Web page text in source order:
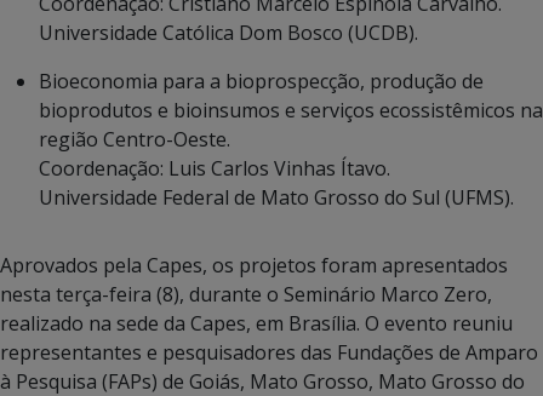
Universidade Católica Dom Bosco (UCDB).
Bioeconomia para a bioprospecção, produção de
bioprodutos e bioinsumos e serviços ecossistêmicos na
região Centro-Oeste.
Coordenação: Luis Carlos Vinhas Ítavo.
Universidade Federal de Mato Grosso do Sul (UFMS).
Aprovados pela Capes, os projetos foram apresentados
nesta terça-feira (8), durante o Seminário Marco Zero,
realizado na sede da Capes, em Brasília. O evento reuniu
representantes e pesquisadores das Fundações de Amparo
à Pesquisa (FAPs) de Goiás, Mato Grosso, Mato Grosso do